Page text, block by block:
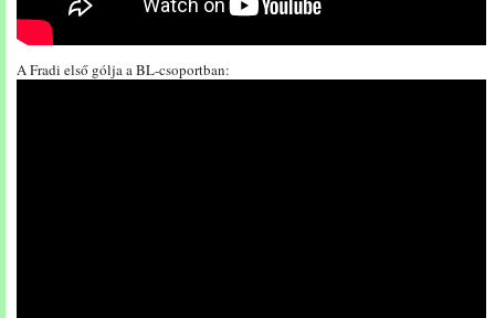
A Fradi első gólja a BL-csoportban: